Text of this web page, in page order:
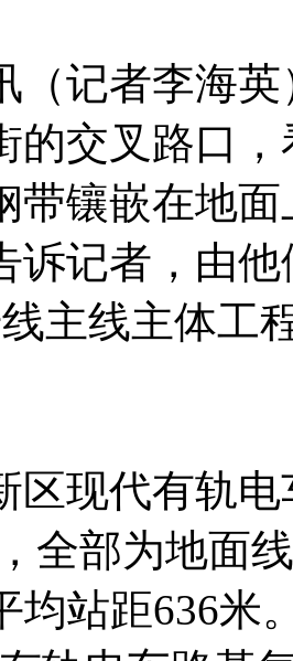
记者李海英
的交叉路口
带镶嵌在地
诉记者，由
主线主体工
现代有轨电
全部为地面
均站距636米